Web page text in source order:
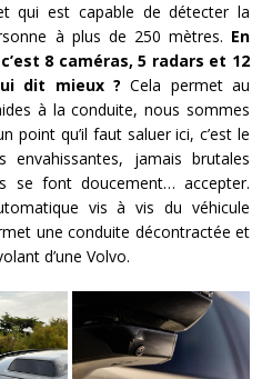
qui est capable de détecter la
à plus de 250 mètres. En
8 caméras, 5 radars et 12
dit mieux ? Cela permet au
à la conduite, nous sommes
point qu’il faut saluer ici, c’est le
envahissantes, jamais brutales
se font doucement… accepter.
vis à vis du véhicule
une conduite décontractée et
d’une Volvo.